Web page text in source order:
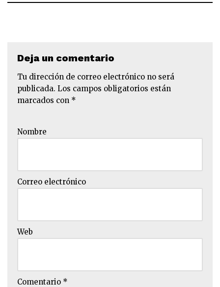
Deja un comentario
Tu dirección de correo electrónico no será
publicada. Los campos obligatorios están
marcados con *
Nombre
Correo electrónico
Web
Comentario *